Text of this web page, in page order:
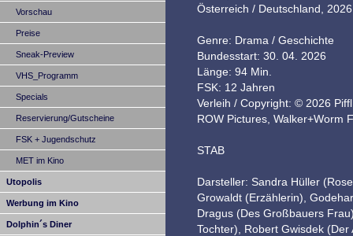
Vorschau
Preise
Sneak-Preview
VHS_Programm
Specials
Reservierung/Gutscheine
FSK + Jugendschutz
MET im Kino
Utopolis
Werbung im Kino
Dolphin´s Diner
Österreich / Deutschland, 2026
Genre: Drama / Geschichte
Bundesstart: 30. 04. 2026
Länge: 94 Min.
FSK: 12 Jahren
Verleih / Copyright: © 2026
ROW Pictures, Walker+Worm
STAB
Darsteller: Sandra Hüller
Growaldt (Erzählerin),
Dragus (Des Großbauers
Tochter), Robert Gwisdek